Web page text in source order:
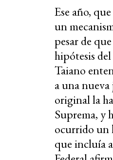
Ese año,
un
pesar de
hipótesis
Taiano
a una
original la
Suprema, y
ocurrido un
que incluía